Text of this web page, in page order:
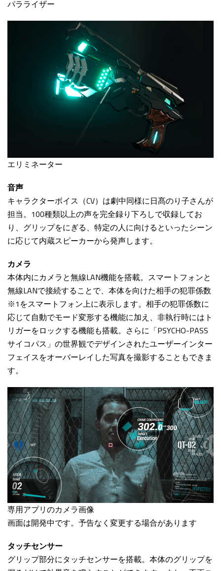
パラライザー
エリミネーター
音声
キャラクターボイス（CV）は劇中同様に日髙のり子さんが
担当。100種類以上の声を完全録り下ろしで収録してお
り、グリップをにぎる、特定の人に向けるといったシーン
に応じて内蔵スピーカーから発声します。
カメラ
本体内にカメラと無線LAN機能を搭載。スマートフォンと
無線LANで接続することで、本体を向けた相手の犯罪係数
※1 をスマートフォン上に表示します。相手の犯罪係数に
応じて自動でモード変形する機能に加え、非執行時にはト
リガーをロックする機能も搭載。さらに「PSYCHO-PASS
サイコパス」の世界観でデザインされたユーザーインター
フェイスをオーバーレイした写真を撮影することもできま
す。
専用アプリのカメラ画像
画面は開発中です。予告なく変更する場合があります
タッチセンサー
グリップ部分にタッチセンサーを搭載。本体のグリップを